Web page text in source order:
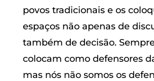
povos tradicionais e os
espaços não apenas de
também de decisão.
colocam como defensores
mas nós não somos os